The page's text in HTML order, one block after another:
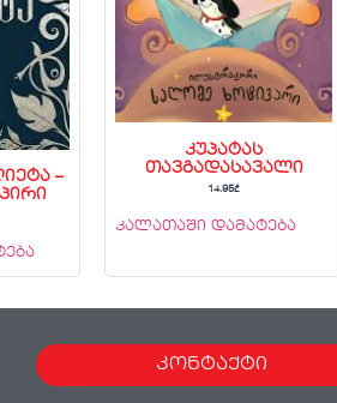
–
კუპატას
თავგადასავალი
14.95₾
კალათაში დამატება
კონტაქტი